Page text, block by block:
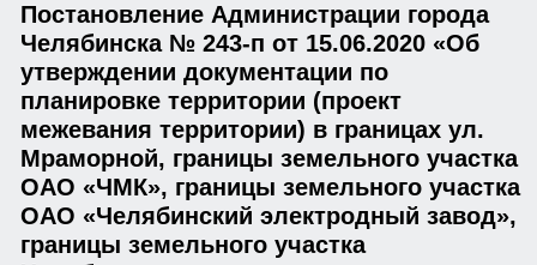
Постановление Администрации города
Челябинска № 243-п от 15.06.2020 «Об
утверждении документации по
планировке территории (проект
межевания территории) в границах ул.
Мраморной, границы земельного участка
ОАО «ЧМК», границы земельного участка
ОАО «Челябинский электродный завод»,
границы земельного участка